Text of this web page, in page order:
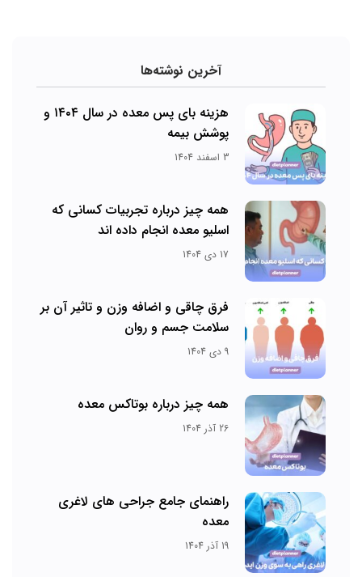
آخرین نوشته‌ها
هزینه بای پس معده در سال ۱۴۰۴ و
پوشش بیمه
3 اسفند 1404
همه چیز درباره تجربیات کسانی که
اسلیو معده انجام داده اند
17 دی 1404
فرق چاقی و اضافه وزن و تاثیر آن بر
سلامت جسم و روان
9 دی 1404
همه چیز درباره بوتاکس معده
26 آذر 1404
راهنمای جامع جراحی های لاغری
معده
19 آذر 1404